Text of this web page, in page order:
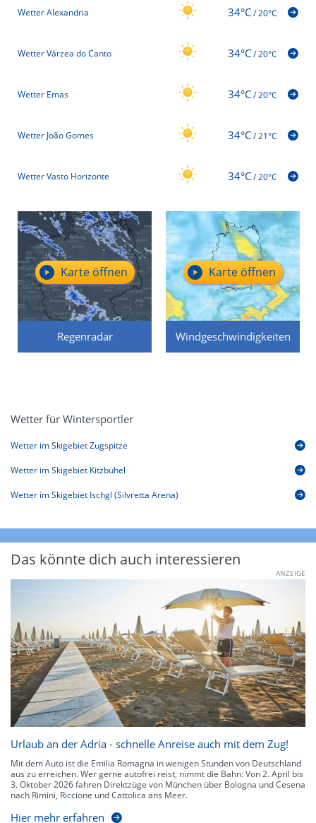
Wetter Alexandria 34°C/20°C
Wetter Várzea do Canto 34°C/20°C
Wetter Emas 34°C/20°C
Wetter João Gomes 34°C/21°C
Wetter Vasto Horizonte 34°C/20°C
Regenradar
Karte öffnen
Windgeschwindigkeiten
Karte öffnen
Wetter für Wintersportler
Wetter im Skigebiet Zugspitze
Wetter im Skigebiet Kitzbühel
Wetter im Skigebiet Ischgl (Silvretta Arena)
Das könnte dich auch interessieren
ANZEIGE
Urlaub an der Adria - schnelle Anreise auch mit dem Zug!
Mit dem Auto ist die Emilia Romagna in wenigen Stunden von Deutschland
aus zu erreichen. Wer gerne autofrei reist, nimmt die Bahn: Von 2. April bis
3. Oktober 2026 fahren Direktzüge von München über Bologna und Cesena
nach Rimini, Riccione und Cattolica ans Meer.
Hier mehr erfahren